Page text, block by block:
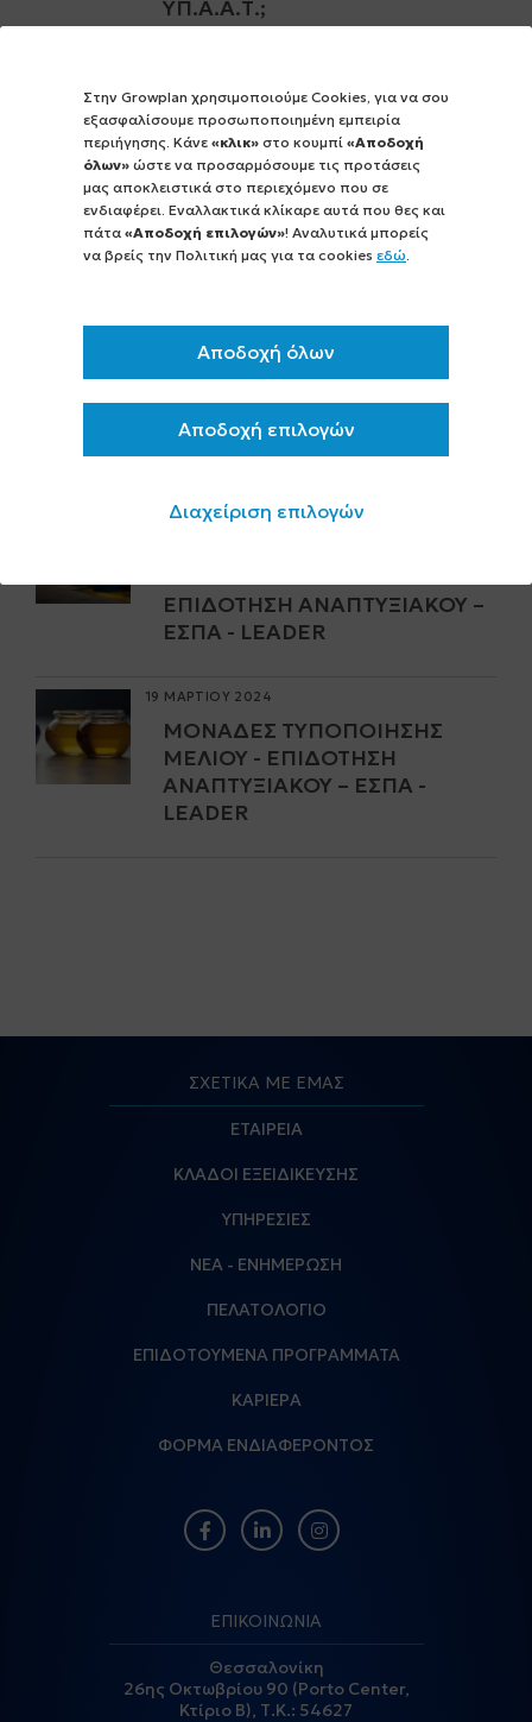
Στην Growplan χρησιμοποιούμε Cookies, για να σου
εξασφαλίσουμε προσωποποιημένη εμπειρία
περιήγησης. Κάνε «κλικ» στο κουμπί «Αποδοχή
όλων» ώστε να προσαρμόσουμε τις προτάσεις
μας αποκλειστικά στο περιεχόμενο που σε
ενδιαφέρει. Εναλλακτικά κλίκαρε αυτά που θες και
πάτα «Αποδοχή επιλογών»! Αναλυτικά μπορείς
να βρείς την Πολιτική μας για τα cookies εδώ.
Αποδοχή όλων
Αποδοχή επιλογών
Διαχείριση επιλογών
ΥΠ.Α.Α.Τ.;
ΥΠΆΡΧΕΙ Ή ΠΡΌΚΕΙΤΑΙ ΝΑ Π
ΡΟΚΗΡΥΧΘΕΊ ΠΡΌΓΡΑΜΜΑ Γ
ΙΑ ΝΑ ΕΠΙΔΟΤΗΘΏ ΑΓΟΡΆ Τ
ΡΑΚΤΈΡ ΜΕΓΆΛΗΣ Ι
ΠΠΟΔΎΝΑΜΗΣ; ΠΟΙΑ Η Α
ΛΉΘΕΙΑ;
ΠΟΙΑ ΠΡΟΓΡΆΜΜΑΤΑ
ΑΝΑΜΈΝΟΝΤΑΙ ΣΎΝΤΟΜΑ
ΣΧΕΤΙΚΆ ΜΕ ΤΗΝ
ΜΕΤΑΠΟΊΗΣΗ ΑΓΡΟΤΙΚΏΝ
ΠΡΟΪΌΝΤΩΝ;
25 ΑΠΡΙΛΙΟΥ 2024
ΕΠΙΔΌΤΗΣΗ ΑΝΑΠΤΥΞΙΑΚΟΎ –
ΕΣΠΑ - LEADER
19 ΜΑΡΤΙΟΥ 2024
ΜΟΝΆΔΕΣ ΤΥΠΟΠΟΊΗΣΗΣ
ΜΕΛΙΟΎ - ΕΠΙΔΌΤΗΣΗ
ΑΝΑΠΤΥΞΙΑΚΟΎ – ΕΣΠΑ -
LEADER
ΣΧΕΤΙΚΑ ΜΕ ΕΜΑΣ
ΕΤΑΙΡΕΙΑ
ΚΛΑΔΟΙ ΕΞΕΙΔΙΚΕΥΣΗΣ
ΥΠΗΡΕΣΙΕΣ
ΝΕΑ - ΕΝΗΜΕΡΩΣΗ
ΠΕΛΑΤΟΛΟΓΙΟ
ΕΠΙΔΟΤΟΥΜΕΝΑ ΠΡΟΓΡΑΜΜΑΤΑ
ΚΑΡΙΕΡΑ
ΦΟΡΜΑ ΕΝΔΙΑΦΕΡΟΝΤΟΣ
ΕΠΙΚΟΙΝΩΝΙΑ
Θεσσαλονίκη
26ης Οκτωβρίου 90 (Porto Center,
Κτίριο Β), Τ.Κ.: 54627